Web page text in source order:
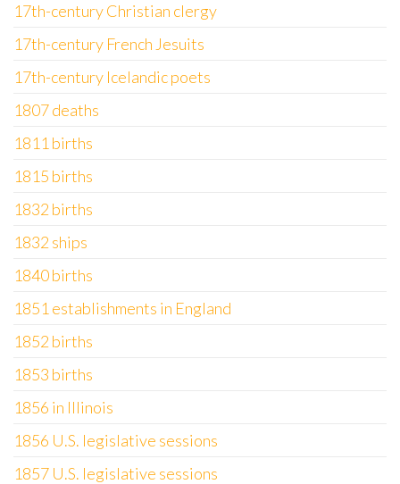
17th-century Christian clergy
17th-century French Jesuits
17th-century Icelandic poets
1807 deaths
1811 births
1815 births
1832 births
1832 ships
1840 births
1851 establishments in England
1852 births
1853 births
1856 in Illinois
1856 U.S. legislative sessions
1857 U.S. legislative sessions